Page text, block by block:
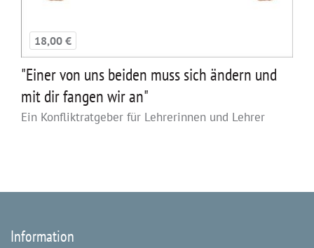
18,00 €
"Einer von uns beiden muss sich ändern und
mit dir fangen wir an"
Ein Konfliktratgeber für Lehrerinnen und Lehrer
Information